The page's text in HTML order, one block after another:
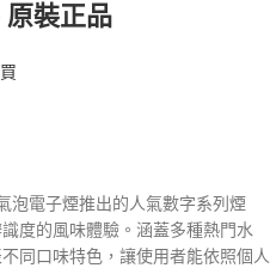
原裝正品
泡電子煙推出的人氣數字系列煙
度的風味體驗。涵蓋多種熱門水
同口味特色，讓使用者能依照個人